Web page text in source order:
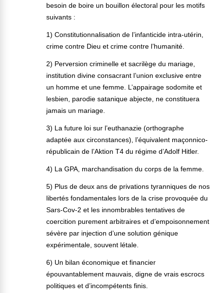
besoin de boire un bouillon électoral pour les motifs
suivants :
1) Constitutionnalisation de l’infanticide intra-utérin,
crime contre Dieu et crime contre l’humanité.
2) Perversion criminelle et sacrilège du mariage,
institution divine consacrant l’union exclusive entre
un homme et une femme. L’appairage sodomite et
lesbien, parodie satanique abjecte, ne constituera
jamais un mariage.
3) La future loi sur l’euthanazie (orthographe
adaptée aux circonstances), l’équivalent maçonnico-
républicain de l’Aktion T4 du régime d’Adolf Hitler.
4) La GPA, marchandisation du corps de la femme.
5) Plus de deux ans de privations tyranniques de nos
libertés fondamentales lors de la crise provoquée du
Sars-Cov-2 et les innombrables tentatives de
coercition purement arbitraires et d’empoisonnement
sévère par injection d’une solution génique
expérimentale, souvent létale.
6) Un bilan économique et financier
épouvantablement mauvais, digne de vrais escrocs
politiques et d’incompétents finis.